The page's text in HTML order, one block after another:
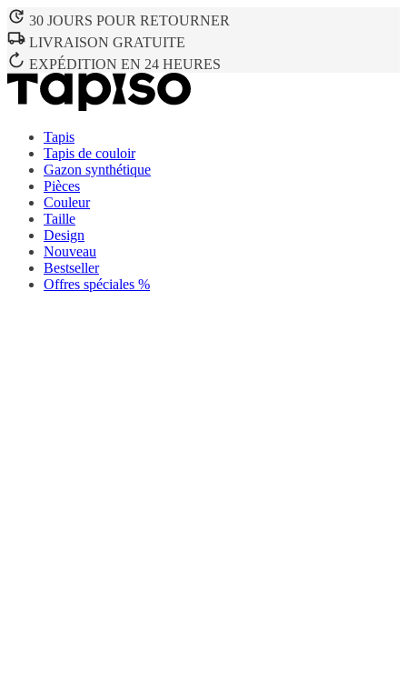
30 JOURS POUR RETOURNER
LIVRAISON GRATUITE
EXPÉDITION EN 24 HEURES
Tapis
Tapis de couloir
Gazon synthétique
Pièces
Couleur
Taille
Design
Nouveau
Bestseller
Offres spéciales %